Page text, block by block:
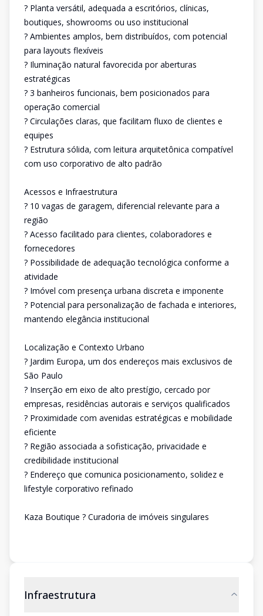
? Planta versátil, adequada a escritórios, clínicas,
boutiques, showrooms ou uso institucional
? Ambientes amplos, bem distribuídos, com potencial
para layouts flexíveis
? Iluminação natural favorecida por aberturas
estratégicas
? 3 banheiros funcionais, bem posicionados para
operação comercial
? Circulações claras, que facilitam fluxo de clientes e
equipes
? Estrutura sólida, com leitura arquitetônica compatível
com uso corporativo de alto padrão
Acessos e Infraestrutura
? 10 vagas de garagem, diferencial relevante para a
região
? Acesso facilitado para clientes, colaboradores e
fornecedores
? Possibilidade de adequação tecnológica conforme a
atividade
? Imóvel com presença urbana discreta e imponente
? Potencial para personalização de fachada e interiores,
mantendo elegância institucional
Localização e Contexto Urbano
? Jardim Europa, um dos endereços mais exclusivos de
São Paulo
? Inserção em eixo de alto prestígio, cercado por
empresas, residências autorais e serviços qualificados
? Proximidade com avenidas estratégicas e mobilidade
eficiente
? Região associada a sofisticação, privacidade e
credibilidade institucional
? Endereço que comunica posicionamento, solidez e
lifestyle corporativo refinado
Kaza Boutique ? Curadoria de imóveis singulares
Infraestrutura